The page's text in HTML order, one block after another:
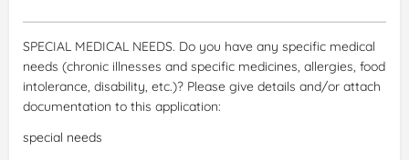
SPECIAL MEDICAL NEEDS. Do you have any specific medical
needs (chronic illnesses and specific medicines, allergies, food
intolerance, disability, etc.)? Please give details and/or attach
documentation to this application: